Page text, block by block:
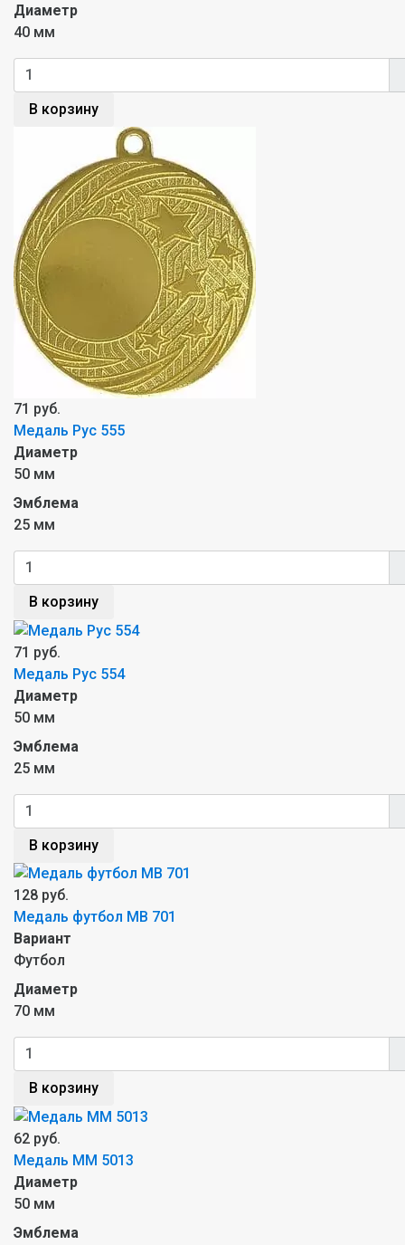
Диаметр
40 мм
В корзину
71 руб.
Медаль Рус 555
Диаметр
50 мм
Эмблема
25 мм
В корзину
71 руб.
Медаль Рус 554
Диаметр
50 мм
Эмблема
25 мм
В корзину
128 руб.
Медаль футбол MB 701
Вариант
Футбол
Диаметр
70 мм
В корзину
62 руб.
Медаль MM 5013
Диаметр
50 мм
Эмблема